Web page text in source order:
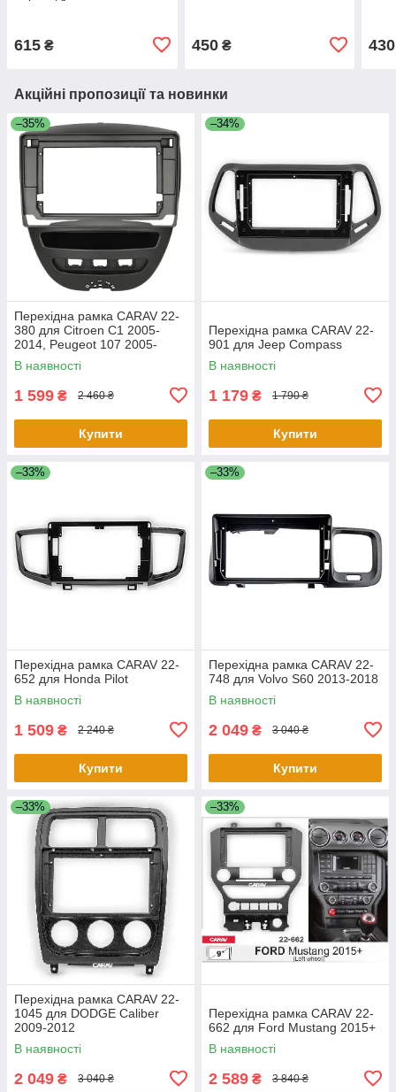
615 ₴ 450₴ 430
Акційні пропозиції та новинки
–35%
Перехідна рамка CARAV 22-
380 для Citroen C1 2005-
2014, Peugeot 107 2005-
2014, Toyota Aygo 2005-2014
В наявності
1 599 ₴ 2 460 ₴
Купити
–34%
Перехідна рамка CARAV 22-
901 для Jeep Compass
В наявності
1 179 ₴ 1 790 ₴
Купити
–33%
Перехідна рамка CARAV 22-
652 для Honda Pilot
В наявності
1 509 ₴ 2 240 ₴
Купити
–33%
Перехідна рамка CARAV 22-
748 для Volvo S60 2013-2018
В наявності
2 049 ₴ 3 040 ₴
Купити
–33%
Перехідна рамка CARAV 22-
1045 для DODGE Caliber
2009-2012
В наявності
2 049 ₴ 3 040 ₴
–33%
Перехідна рамка CARAV 22-
662 для Ford Mustang 2015+
В наявності
2 589 ₴ 3 840 ₴